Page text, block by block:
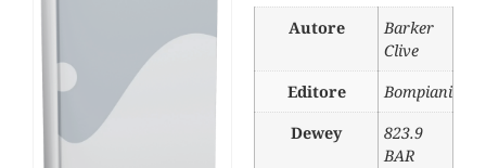
Autore
Barker
Clive
Editore
Bompiani
Dewey
823.9
BAR